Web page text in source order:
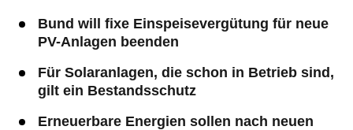
Bund will fixe Einspeisevergütung für neue
PV-Anlagen beenden
Für Solaranlagen, die schon in Betrieb sind,
gilt ein Bestandsschutz
Erneuerbare Energien sollen nach neuen